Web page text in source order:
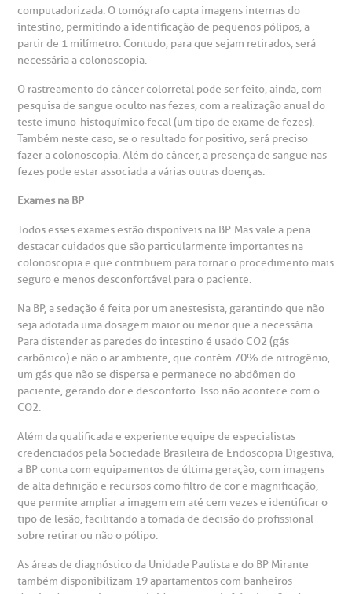
computadorizada. O tomógrafo capta imagens internas do
intestino, permitindo a identificação de pequenos pólipos, a
partir de 1 milímetro. Contudo, para que sejam retirados, será
necessária a colonoscopia.
O rastreamento do câncer colorretal pode ser feito, ainda, com
pesquisa de sangue oculto nas fezes, com a realização anual do
teste imuno-histoquímico fecal (um tipo de exame de fezes).
Também neste caso, se o resultado for positivo, será preciso
fazer a colonoscopia. Além do câncer, a presença de sangue nas
fezes pode estar associada a várias outras doenças.
Exames na BP
Todos esses exames estão disponíveis na BP. Mas vale a pena
destacar cuidados que são particularmente importantes na
colonoscopia e que contribuem para tornar o procedimento mais
seguro e menos desconfortável para o paciente.
Na BP, a sedação é feita por um anestesista, garantindo que não
seja adotada uma dosagem maior ou menor que a necessária.
Para distender as paredes do intestino é usado CO2 (gás
carbônico) e não o ar ambiente, que contém 70% de nitrogênio,
um gás que não se dispersa e permanece no abdômen do
paciente, gerando dor e desconforto. Isso não acontece com o
CO2.
Além da qualificada e experiente equipe de especialistas
credenciados pela Sociedade Brasileira de Endoscopia Digestiva,
a BP conta com equipamentos de última geração, com imagens
de alta definição e recursos como filtro de cor e magnificação,
que permite ampliar a imagem em até cem vezes e identificar o
tipo de lesão, facilitando a tomada de decisão do profissional
sobre retirar ou não o pólipo.
As áreas de diagnóstico da Unidade Paulista e do BP Mirante
também disponibilizam 19 apartamentos com banheiros